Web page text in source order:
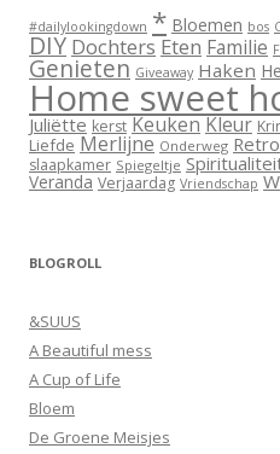
#dailylookingdown * Bloemen bos
DIY Dochters Eten Familie
Genieten Giveaway Haken
Home sweet
Juliëtte kerst KeukenKleur
Liefde Merlijne Onderweg Retro
slaapkamer Spiegeltje
Veranda Verjaardag Vriendschap
BLOGROLL
&SUUS
A Beautiful mess
A Cup of Life
Bloem
De Groene Meisjes